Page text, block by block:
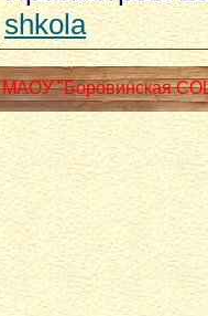
shkola
МАОУ "Боровинская